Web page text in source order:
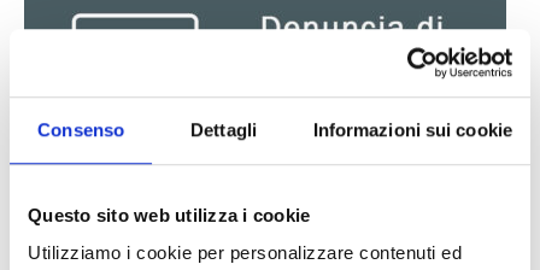
Consenso Dettagli Informazioni sui cookie
Questo sito web utilizza i cookie
Utilizziamo i cookie per personalizzare contenuti ed